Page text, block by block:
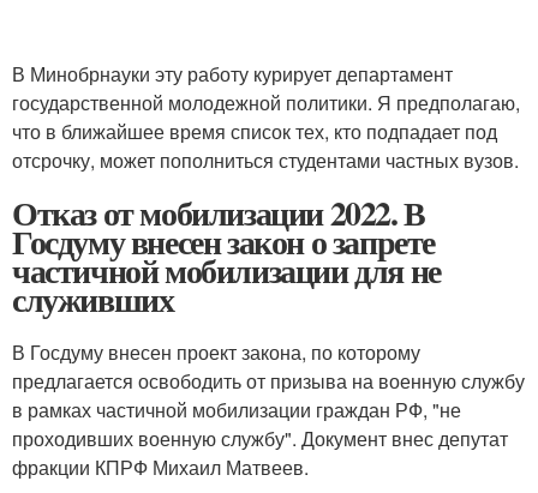
В Минобрнауки эту работу курирует департамент
государственной молодежной политики. Я предполагаю,
что в ближайшее время список тех, кто подпадает под
отсрочку, может пополниться студентами частных вузов.
Отказ от мобилизации 2022. В
Госдуму внесен закон о запрете
частичной мобилизации для не
служивших
В Госдуму внесен проект закона, по которому
предлагается освободить от призыва на военную службу
в рамках частичной мобилизации граждан РФ, "не
проходивших военную службу". Документ внес депутат
фракции КПРФ Михаил Матвеев.